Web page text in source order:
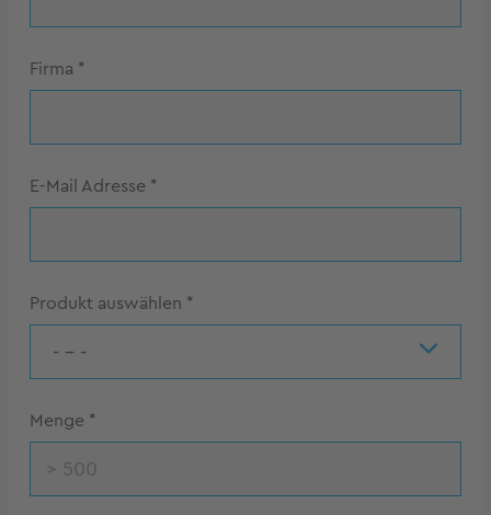
Firma *
E-Mail Adresse *
Produkt auswählen *
- - -
Menge *